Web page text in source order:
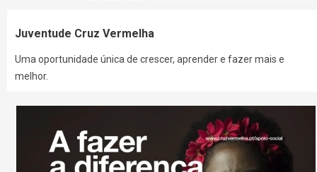
Juventude Cruz Vermelha
Uma oportunidade única de crescer, aprender e fazer mais e
melhor.